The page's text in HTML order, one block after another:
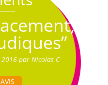
par Nicolas C